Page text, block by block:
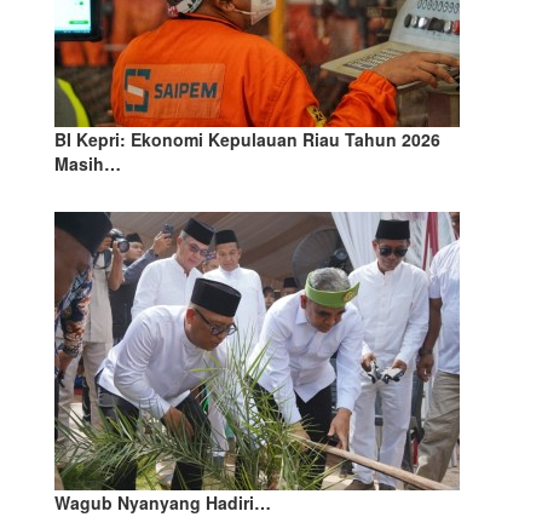
BI Kepri: Ekonomi Kepulauan Riau Tahun 2026
Masih…
Wagub Nyanyang Hadiri…